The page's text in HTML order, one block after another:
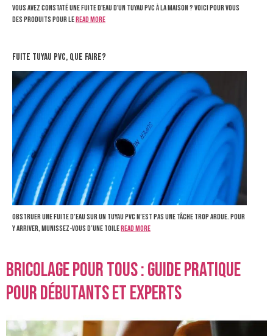
Vous avez constaté une fuite d'eau d'un tuyau PVC à la maison ? Voici pour vous
des produits pour leRead more
Fuite tuyau pvc, que faire?
Obstruer une fuite d’eau sur un tuyau PVC n’est pas une tâche trop ardue. Pour
y arriver, munissez-vous d’une toileRead more
Bricolage pour tous : Guide Pratique
pour Débutants et Experts